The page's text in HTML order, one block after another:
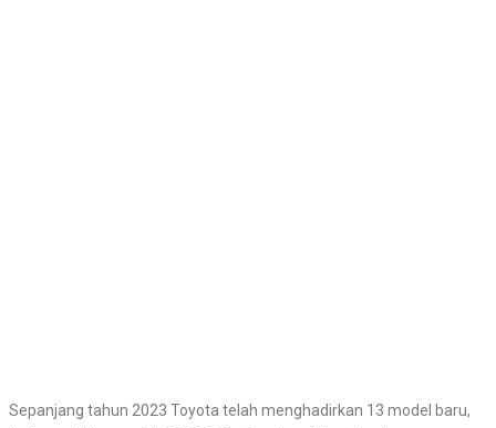
Sepanjang tahun 2023 Toyota telah menghadirkan 13 model baru,